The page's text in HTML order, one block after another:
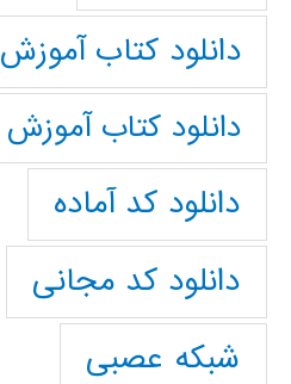
دانلود کتاب آموزش MATLAB
دانلود کتاب
دانلود کد آماده
دانلود کد مجانی
شبکه عصبی